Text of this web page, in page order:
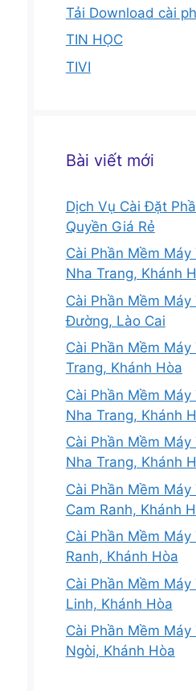
Tải Download cài
TIN HỌC
TIVI
Bài viết mới
Dịch Vụ Cài Đặt
Quyền Giá Rẻ
Cài Phần Mềm
Nha Trang, Khánh
Cài Phần Mềm
Đường, Lào Cai
Cài Phần Mềm
Trang, Khánh Hòa
Cài Phần Mềm
Nha Trang, Khánh
Cài Phần Mềm
Nha Trang, Khánh
Cài Phần Mềm
Cam Ranh, Khánh
Cài Phần Mềm
Ranh, Khánh Hòa
Cài Phần Mềm
Linh, Khánh Hòa
Cài Phần Mềm
Ngòi, Khánh Hòa